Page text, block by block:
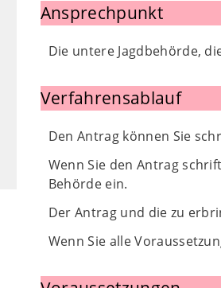
Ansprechpunkt
Die untere Jagdbehörde,
Verfahrensablauf
Den Antrag können Sie
Wenn Sie den Antrag
Behörde ein.
Der Antrag und die zu
Wenn Sie alle